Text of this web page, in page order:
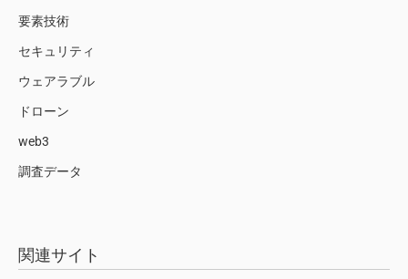
要素技術
セキュリティ
ウェアラブル
ドローン
web3
調査データ
関連サイト